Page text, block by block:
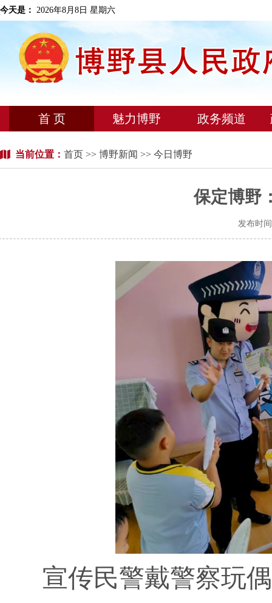
今天是： 2026年8月8日 星期六
首 页 魅力博野 政务频道
当前位置： 首页 >> 博野新闻 >> 今日博野
保定博野
发布时
宣传民警戴警察玩